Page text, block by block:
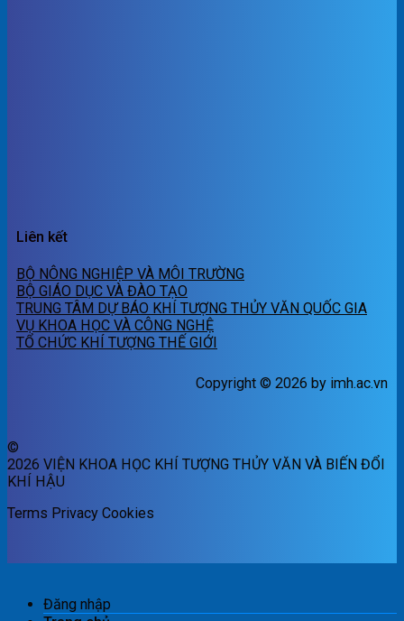
Liên kết
BỘ NÔNG NGHIỆP VÀ MÔI TRƯỜNG
BỘ GIÁO DỤC VÀ ĐÀO TẠO
TRUNG TÂM DỰ BÁO KHÍ TƯỢNG THỦY VĂN QUỐC GIA
VỤ KHOA HỌC VÀ CÔNG NGHỆ
TỔ CHỨC KHÍ TƯỢNG THẾ GIỚI
Copyright © 2026 by imh.ac.vn
©
2026 VIỆN KHOA HỌC KHÍ TƯỢNG THỦY VĂN VÀ BIẾN ĐỔI
KHÍ HẬU
Terms Privacy Cookies
Đăng nhập